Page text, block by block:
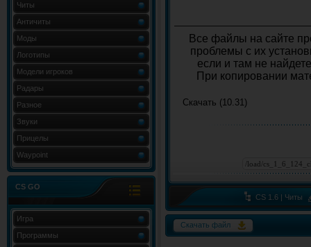
Читы
Античиты
Моды
Логотипы
Модели игроков
Радары
Разное
Звуки
Прицелы
Waypoint
CS GO
Игра
Программы
Все файлы на сайте
проблемы с их
если и там не
При копировании
Скачать (10.31)
CS 1.6 | Читы
Скачать файл